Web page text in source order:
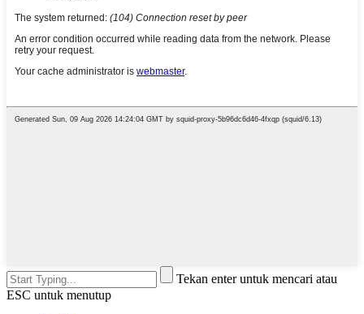
Tekan enter untuk mencari atau
ESC untuk menutup